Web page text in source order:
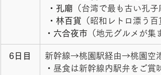
・ 孔廟 （台湾で最も古い孔子
・ 林百貨 （昭和レトロ漂う百
・ 六合夜市 （地元グルメが集
6日目
新幹線→桃園駅経由→桃園空
・昼食は新幹線内駅弁をご賞